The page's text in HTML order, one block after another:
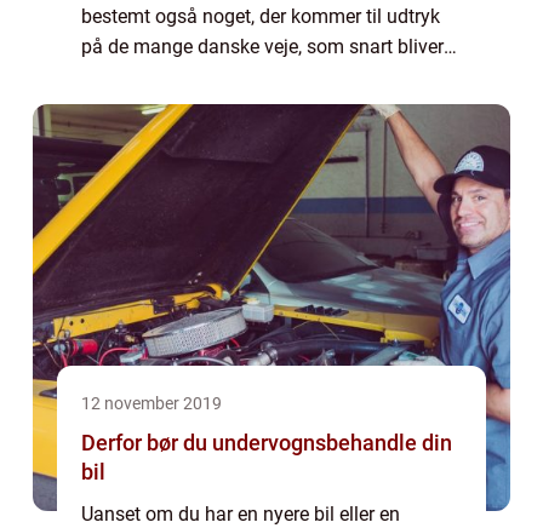
bestemt også noget, der kommer til udtryk
på de mange danske veje, som snart bliver
sikkert at færdes. Salten er med ti...
12 november 2019
Derfor bør du undervognsbehandle din
bil
Uanset om du har en nyere bil eller en